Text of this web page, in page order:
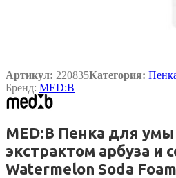
Артикул: 220835Категория:
Бренд: MED:B
MED:B Пенка для
экстрактом арбуза и
Watermelon Soda Foam